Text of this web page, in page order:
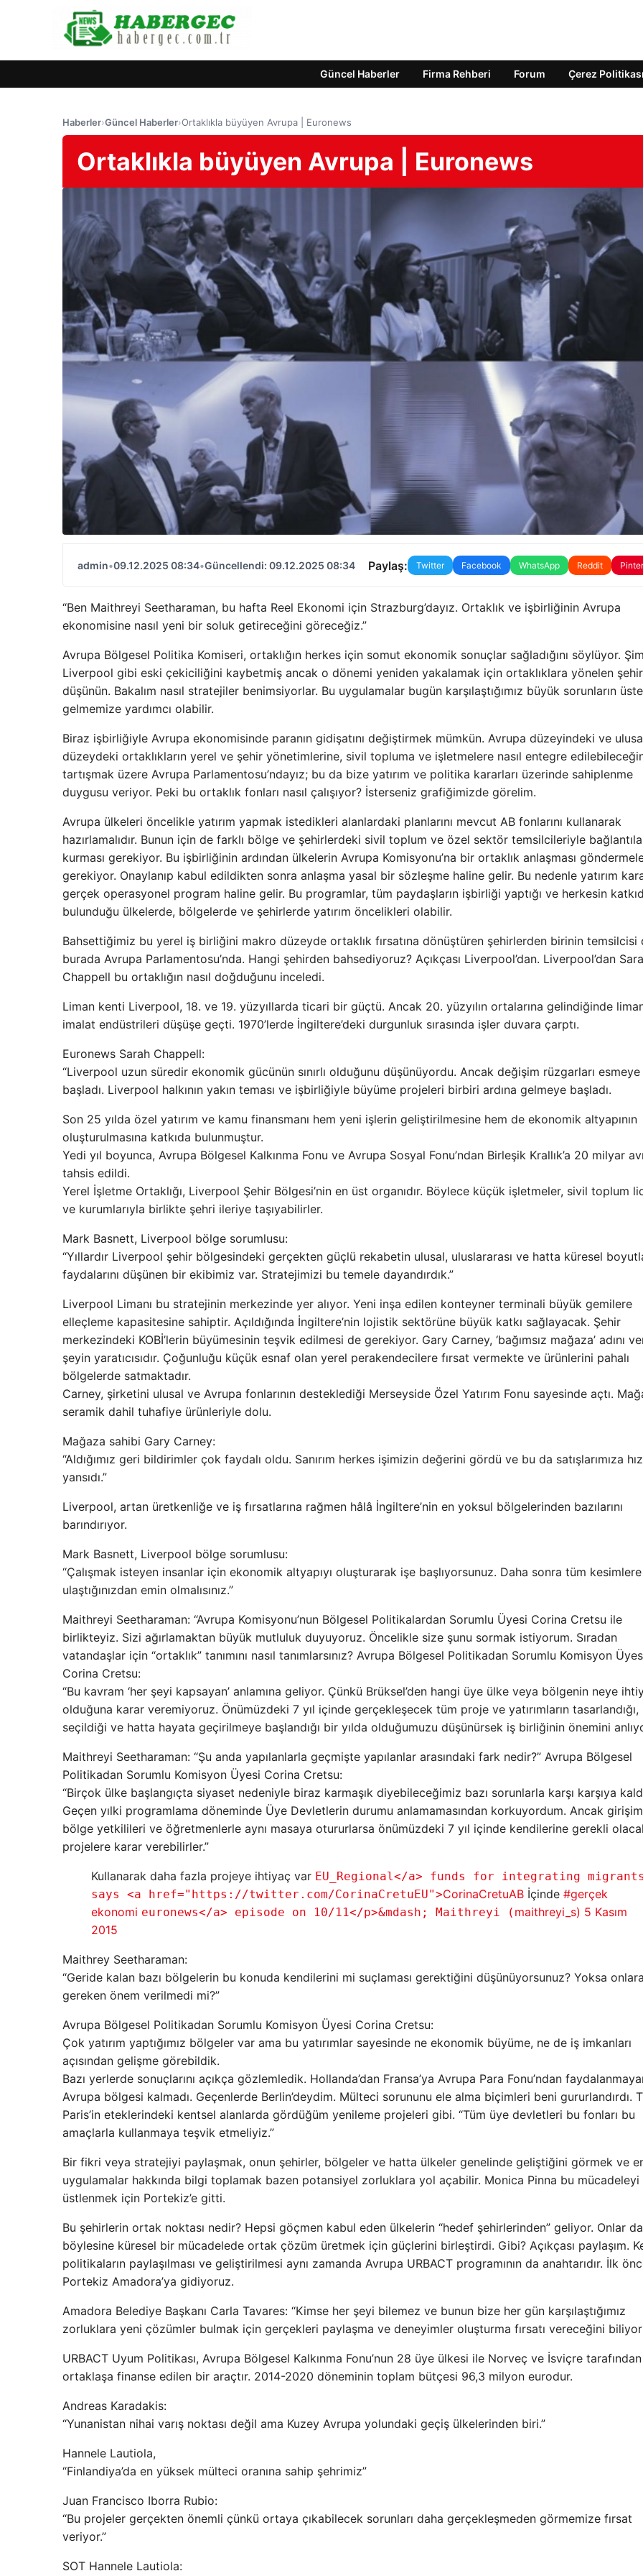
Güncel Haberler Firma Rehberi Forum Çerez Politikası
Haberler›Güncel Haberler›Ortaklıkla büyüyen Avrupa | Euronews
Ortaklıkla büyüyen Avrupa | Euronews
admin•09.12.2025 08:34•Güncellendi: 09.12.2025 08:34 Paylaş: Twitter Facebook WhatsApp Reddit
“Ben Maithreyi Seetharaman, bu hafta Reel Ekonomi için Strazburg’dayız. Ortaklık ve işbirliğinin Avrupa
ekonomisine nasıl yeni bir soluk getireceğini göreceğiz.”
Avrupa Bölgesel Politika Komiseri, ortaklığın herkes için somut ekonomik sonuçlar sağladığını söylüyor.
Liverpool gibi eski çekiciliğini kaybetmiş ancak o dönemi yeniden yakalamak için ortaklıklara yönelen
düşünün. Bakalım nasıl stratejiler benimsiyorlar. Bu uygulamalar bugün karşılaştığımız büyük sorunların
gelmemize yardımcı olabilir.
Biraz işbirliğiyle Avrupa ekonomisinde paranın gidişatını değiştirmek mümkün. Avrupa düzeyindeki ve
düzeydeki ortaklıkların yerel ve şehir yönetimlerine, sivil topluma ve işletmelere nasıl entegre
tartışmak üzere Avrupa Parlamentosu’ndayız; bu da bize yatırım ve politika kararları üzerinde sahiplenme
duygusu veriyor. Peki bu ortaklık fonları nasıl çalışıyor? İsterseniz grafiğimizde görelim.
Avrupa ülkeleri öncelikle yatırım yapmak istedikleri alanlardaki planlarını mevcut AB fonlarını kullanarak
hazırlamalıdır. Bunun için de farklı bölge ve şehirlerdeki sivil toplum ve özel sektör temsilcileriyle
kurması gerekiyor. Bu işbirliğinin ardından ülkelerin Avrupa Komisyonu’na bir ortaklık anlaşması
gerekiyor. Onaylanıp kabul edildikten sonra anlaşma yasal bir sözleşme haline gelir. Bu nedenle yatırım
gerçek operasyonel program haline gelir. Bu programlar, tüm paydaşların işbirliği yaptığı ve herkesin
bulunduğu ülkelerde, bölgelerde ve şehirlerde yatırım öncelikleri olabilir.
Bahsettiğimiz bu yerel iş birliğini makro düzeyde ortaklık fırsatına dönüştüren şehirlerden birinin temsilcisi
burada Avrupa Parlamentosu’nda. Hangi şehirden bahsediyoruz? Açıkçası Liverpool’dan. Liverpool’dan
Chappell bu ortaklığın nasıl doğduğunu inceledi.
Liman kenti Liverpool, 18. ve 19. yüzyıllarda ticari bir güçtü. Ancak 20. yüzyılın ortalarına gelindiğinde
imalat endüstrileri düşüşe geçti. 1970’lerde İngiltere’deki durgunluk sırasında işler duvara çarptı.
Euronews Sarah Chappell:
“Liverpool uzun süredir ekonomik gücünün sınırlı olduğunu düşünüyordu. Ancak değişim rüzgarları esmeye
başladı. Liverpool halkının yakın teması ve işbirliğiyle büyüme projeleri birbiri ardına gelmeye başladı.
Son 25 yılda özel yatırım ve kamu finansmanı hem yeni işlerin geliştirilmesine hem de ekonomik altyapının
oluşturulmasına katkıda bulunmuştur.
Yedi yıl boyunca, Avrupa Bölgesel Kalkınma Fonu ve Avrupa Sosyal Fonu’ndan Birleşik Krallık’a 20 milyar
tahsis edildi.
Yerel İşletme Ortaklığı, Liverpool Şehir Bölgesi’nin en üst organıdır. Böylece küçük işletmeler, sivil toplum
ve kurumlarıyla birlikte şehri ileriye taşıyabilirler.
Mark Basnett, Liverpool bölge sorumlusu:
“Yıllardır Liverpool şehir bölgesindeki gerçekten güçlü rekabetin ulusal, uluslararası ve hatta küresel
faydalarını düşünen bir ekibimiz var. Stratejimizi bu temele dayandırdık.”
Liverpool Limanı bu stratejinin merkezinde yer alıyor. Yeni inşa edilen konteyner terminali büyük gemilere
elleçleme kapasitesine sahiptir. Açıldığında İngiltere’nin lojistik sektörüne büyük katkı sağlayacak. Şehir
merkezindeki KOBİ’lerin büyümesinin teşvik edilmesi de gerekiyor. Gary Carney, ‘bağımsız mağaza’ adını
şeyin yaratıcısıdır. Çoğunluğu küçük esnaf olan yerel perakendecilere fırsat vermekte ve ürünlerini pahalı
bölgelerde satmaktadır.
Carney, şirketini ulusal ve Avrupa fonlarının desteklediği Merseyside Özel Yatırım Fonu sayesinde açtı.
seramik dahil tuhafiye ürünleriyle dolu.
Mağaza sahibi Gary Carney:
“Aldığımız geri bildirimler çok faydalı oldu. Sanırım herkes işimizin değerini gördü ve bu da satışlarımıza
yansıdı.”
Liverpool, artan üretkenliğe ve iş fırsatlarına rağmen hâlâ İngiltere’nin en yoksul bölgelerinden bazılarını
barındırıyor.
Mark Basnett, Liverpool bölge sorumlusu:
“Çalışmak isteyen insanlar için ekonomik altyapıyı oluşturarak işe başlıyorsunuz. Daha sonra tüm kesimlere
ulaştığınızdan emin olmalısınız.”
Maithreyi Seetharaman: “Avrupa Komisyonu’nun Bölgesel Politikalardan Sorumlu Üyesi Corina Cretsu ile
birlikteyiz. Sizi ağırlamaktan büyük mutluluk duyuyoruz. Öncelikle size şunu sormak istiyorum. Sıradan
vatandaşlar için “ortaklık” tanımını nasıl tanımlarsınız? Avrupa Bölgesel Politikadan Sorumlu Komisyon
Corina Cretsu:
“Bu kavram ‘her şeyi kapsayan’ anlamına geliyor. Çünkü Brüksel’den hangi üye ülke veya bölgenin neye
olduğuna karar veremiyoruz. Önümüzdeki 7 yıl içinde gerçekleşecek tüm proje ve yatırımların tasarlandığı,
seçildiği ve hatta hayata geçirilmeye başlandığı bir yılda olduğumuzu düşünürsek iş birliğinin önemini
Maithreyi Seetharaman: “Şu anda yapılanlarla geçmişte yapılanlar arasındaki fark nedir?” Avrupa Bölgesel
Politikadan Sorumlu Komisyon Üyesi Corina Cretsu:
“Birçok ülke başlangıçta siyaset nedeniyle biraz karmaşık diyebileceğimiz bazı sorunlarla karşı karşıya
Geçen yılki programlama döneminde Üye Devletlerin durumu anlamamasından korkuyordum. Ancak
bölge yetkilileri ve öğretmenlerle aynı masaya otururlarsa önümüzdeki 7 yıl içinde kendilerine gerekli
projelere karar verebilirler.”
Kullanarak daha fazla projeye ihtiyaç var EU_Regional</a> funds for integrating migrants
says <a href="https://twitter.com/CorinaCretuEU">CorinaCretuAB İçinde #gerçek
ekonomi euronews</a> episode on 10/11</p>&mdash; Maithreyi ( maithreyi_s) 5 Kasım
2015
Maithrey Seetharaman:
“Geride kalan bazı bölgelerin bu konuda kendilerini mi suçlaması gerektiğini düşünüyorsunuz? Yoksa onlara
gereken önem verilmedi mi?”
Avrupa Bölgesel Politikadan Sorumlu Komisyon Üyesi Corina Cretsu:
Çok yatırım yaptığımız bölgeler var ama bu yatırımlar sayesinde ne ekonomik büyüme, ne de iş imkanları
açısından gelişme görebildik.
Bazı yerlerde sonuçlarını açıkça gözlemledik. Hollanda’dan Fransa’ya Avrupa Para Fonu’ndan
Avrupa bölgesi kalmadı. Geçenlerde Berlin’deydim. Mülteci sorununu ele alma biçimleri beni gururlandırdı.
Paris’in eteklerindeki kentsel alanlarda gördüğüm yenileme projeleri gibi. “Tüm üye devletleri bu fonları bu
amaçlarla kullanmaya teşvik etmeliyiz.”
Bir fikri veya stratejiyi paylaşmak, onun şehirler, bölgeler ve hatta ülkeler genelinde geliştiğini görmek ve
uygulamalar hakkında bilgi toplamak bazen potansiyel zorluklara yol açabilir. Monica Pinna bu mücadeleyi
üstlenmek için Portekiz’e gitti.
Bu şehirlerin ortak noktası nedir? Hepsi göçmen kabul eden ülkelerin “hedef şehirlerinden” geliyor. Onlar da
böylesine küresel bir mücadelede ortak çözüm üretmek için güçlerini birleştirdi. Gibi? Açıkçası paylaşım.
politikaların paylaşılması ve geliştirilmesi aynı zamanda Avrupa URBACT programının da anahtarıdır. İlk
Portekiz Amadora’ya gidiyoruz.
Amadora Belediye Başkanı Carla Tavares: “Kimse her şeyi bilemez ve bunun bize her gün karşılaştığımız
zorluklara yeni çözümler bulmak için gerçekleri paylaşma ve deneyimler oluşturma fırsatı vereceğini
URBACT Uyum Politikası, Avrupa Bölgesel Kalkınma Fonu’nun 28 üye ülkesi ile Norveç ve İsviçre tarafından
ortaklaşa finanse edilen bir araçtır. 2014-2020 döneminin toplam bütçesi 96,3 milyon eurodur.
Andreas Karadakis:
“Yunanistan nihai varış noktası değil ama Kuzey Avrupa yolundaki geçiş ülkelerinden biri.”
Hannele Lautiola,
“Finlandiya’da en yüksek mülteci oranına sahip şehrimiz”
Juan Francisco Iborra Rubio:
“Bu projeler gerçekten önemli çünkü ortaya çıkabilecek sorunları daha gerçekleşmeden görmemize fırsat
veriyor.”
SOT Hannele Lautiola: